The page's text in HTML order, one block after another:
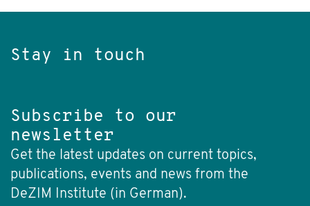
Stay in touch
Subscribe to our
newsletter
Get the latest updates on current topics,
publications, events and news from the
DeZIM Institute (in German).